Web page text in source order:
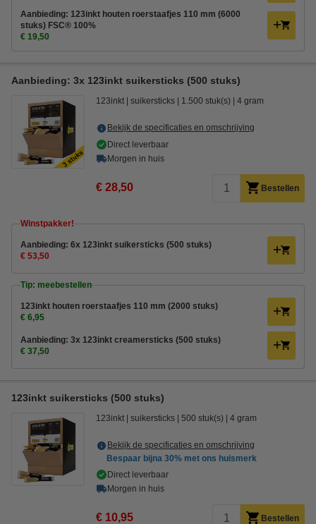
Aanbieding: 123inkt houten roerstaafjes 110 mm (6000
stuks) FSC® 100%
€ 19,50
Aanbieding: 3x 123inkt suikersticks (500 stuks)
123inkt suikersticks 1.500 stuk(s) 4 gram
Bekijk de specificaties en omschrijving
Direct leverbaar
Morgen in huis
€ 28,50 Bestellen
Winstpakker!
Aanbieding: 6x 123inkt suikersticks (500 stuks)
€ 53,50
Tip: meebestellen
123inkt houten roerstaafjes 110 mm (2000 stuks)
€ 6,95
Aanbieding: 3x 123inkt creamersticks (500 stuks)
€ 37,50
123inkt suikersticks (500 stuks)
123inkt suikersticks 500 stuk(s) 4 gram
Bekijk de specificaties en omschrijving
Bespaar bijna 30% met ons huismerk
Direct leverbaar
Morgen in huis
€ 10,95 Bestellen